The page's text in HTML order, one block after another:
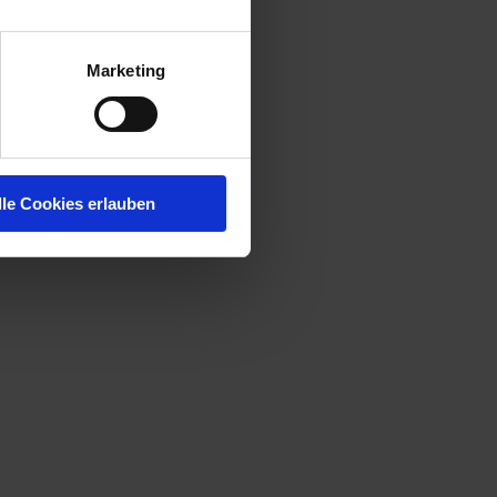
Marketing
Cookies erlauben
“Was
Auf der